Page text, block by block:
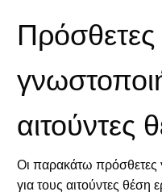
Πρόσθετες
αιτούντες
Οι παρακάτω πρόσθετες
για τους αιτούντες